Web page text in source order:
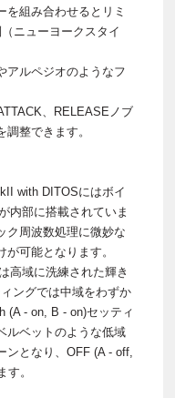
を組み合わせるとリミ
ニューヨークスタイ
アルペジオのようなフ
、RELEASEノブ
整できます。
with DITOSにはボイ
内部に搭載されていま
ク周波数処理に微妙な
可能となります。
高域に洗練された輝き
ングでは中域をわずか
(A - on, B - on)セッティ
ルベットのような低域
ンとなり、OFF (A - off,
。